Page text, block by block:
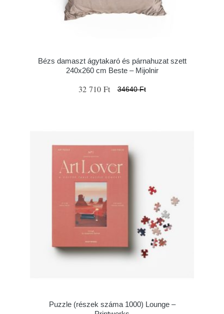
Bézs damaszt ágytakaró és párnahuzat szett
240x260 cm Beste – Mijolnir
32 710 Ft 34640 Ft
Puzzle (részek száma 1000) Lounge –